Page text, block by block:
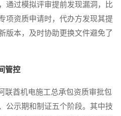
通过模拟评审提前发现漏洞，比
项资质申请时，代办方发现其提
版本，及时协助更换文件避免了
管控
酋机电施工总承包资质审批包
公示期和制证五个阶段。其中技